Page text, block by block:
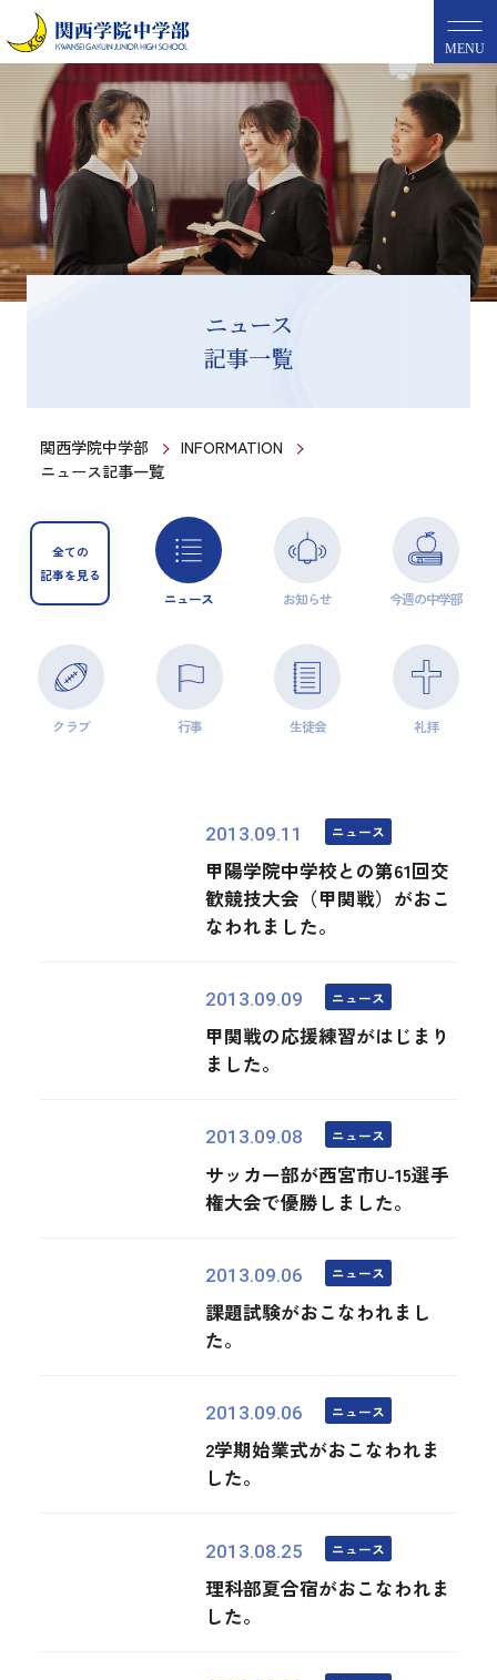
MENU
ニュース
記事一覧
関西学院中学部
INFORMATION
ニュース記事一覧
全ての
記事を見る
ニュース お知らせ 今週の中学部
クラブ 行事 生徒会 礼拝
2013.09.11 ニュース
甲陽学院中学校との第61回交
歓競技大会（甲関戦）がおこ
なわれました。
2013.09.09 ニュース
甲関戦の応援練習がはじまり
ました。
2013.09.08 ニュース
サッカー部が西宮市U-15選手
権大会で優勝しました。
2013.09.06 ニュース
課題試験がおこなわれまし
た。
2013.09.06 ニュース
2学期始業式がおこなわれま
した。
2013.08.25 ニュース
理科部夏合宿がおこなわれま
した。